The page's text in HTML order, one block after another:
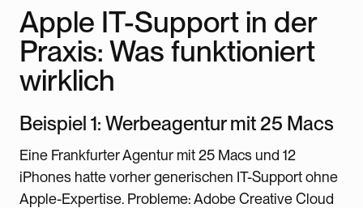
Apple IT-Support in der
Praxis: Was funktioniert
wirklich
Beispiel 1: Werbeagentur mit 25 Macs
Eine Frankfurter Agentur mit 25 Macs und 12
iPhones hatte vorher generischen IT-Support ohne
Apple-Expertise. Probleme: Adobe Creative Cloud